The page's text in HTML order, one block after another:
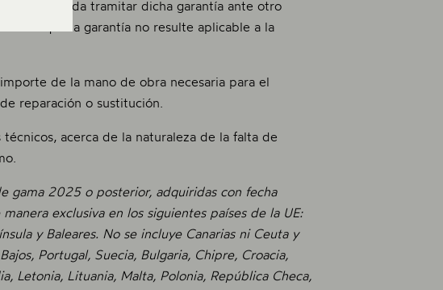
decida tramitar dicha garantía ante otro
de que la garantía no resulte aplicable a la
de la mano de obra necesaria para el
reparación o sustitución.
acerca de la naturaleza de la falta de
gama 2025 o posterior, adquiridas con fecha
exclusiva en los siguientes países de la UE:
y Baleares. No se incluye Canarias ni Ceuta y
Portugal, Suecia, Bulgaria, Chipre, Croacia,
Letonia, Lituania, Malta, Polonia, República Checa,